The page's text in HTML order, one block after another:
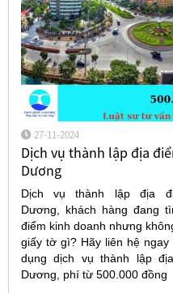
27-11-2024
Dịch vụ thành lập địa
Dương
Dịch vụ thành lập địa
Dương, khách hàng đang
điểm kinh doanh nhưng
giấy tờ gì? Hãy liên hệ
dụng dịch vụ thành lập
Dương, phí từ 500.000 đồng